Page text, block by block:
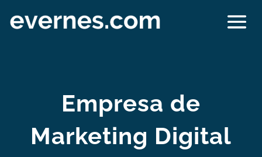
Empresa de
Marketing Digital